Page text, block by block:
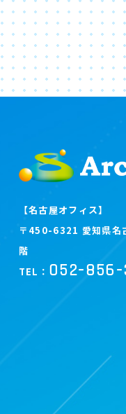
【名古屋オフィス】
〒450-6321 愛知県名
階
TEL： 052-